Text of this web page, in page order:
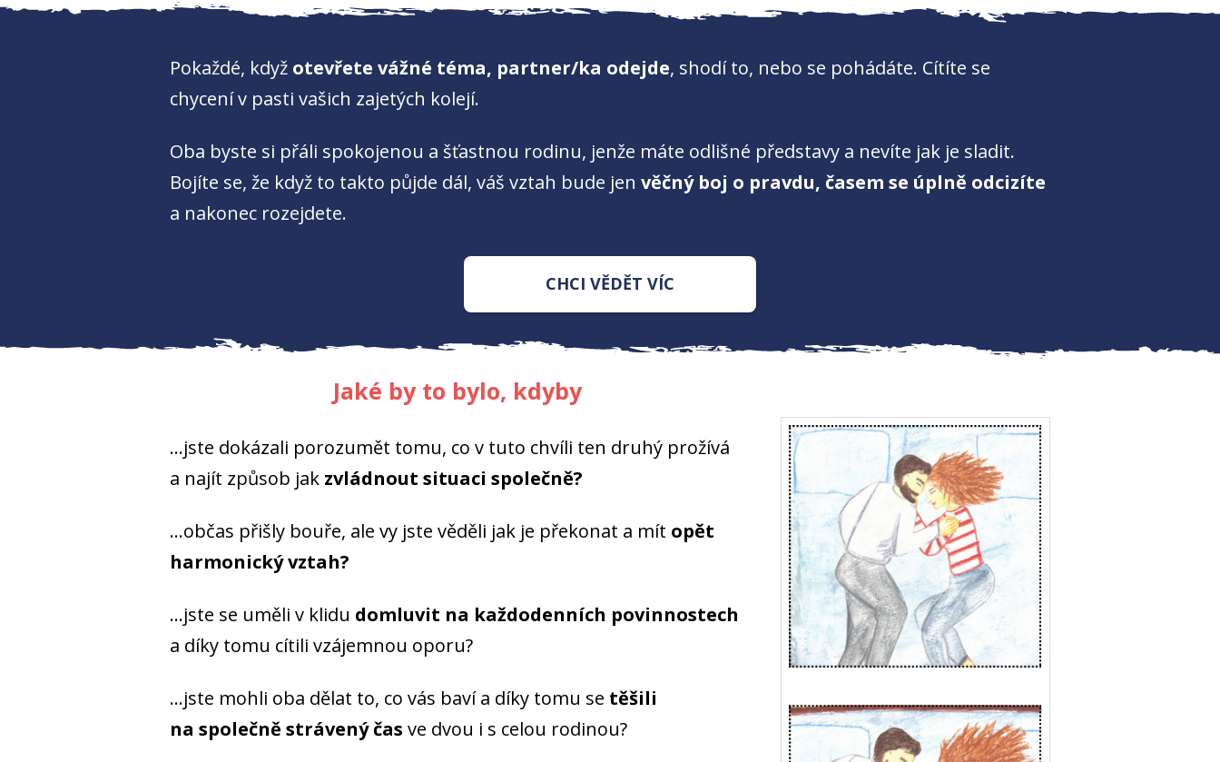
Pokaždé, když otevřete vážné téma, partner/ka odejde, shodí to, nebo se pohádáte. Cítíte se
chycení v pasti vašich zajetých kolejí.
Oba byste si přáli spokojenou a šťastnou rodinu, jenže máte odlišné představy a nevíte jak je sladit.
Bojíte se, že když to takto půjde dál, váš vztah bude jen věčný boj o pravdu, časem se úplně odcizíte
a nakonec rozejdete.
CHCI VĚDĚT VÍC
Jaké by to bylo, kdyby
...jste dokázali porozumět tomu, co v tuto chvíli ten druhý prožívá
a najít způsob jak zvládnout situaci společně?
...občas přišly bouře, ale vy jste věděli jak je překonat a mít opět
harmonický vztah?
...jste se uměli v klidu domluvit na každodenních povinnostech
a díky tomu cítili vzájemnou oporu?
...jste mohli oba dělat to, co vás baví a díky tomu se těšili
na společně strávený čas ve dvou i s celou rodinou?